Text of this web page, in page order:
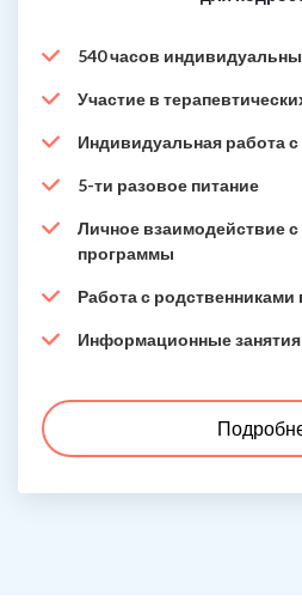
540 часов
Участие в
Индивидуальная работа
5-ти разовое питание
Личное взаимодействие
программы
Работа с родственниками
Информационные